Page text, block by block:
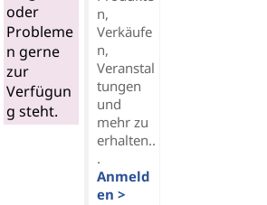
oder
Probleme
n gerne
zur
Verfügun
g steht.
n,
Verkäufe
n,
Veranstal
tungen
und
mehr zu
erhalten..
.
Anmeld
en >